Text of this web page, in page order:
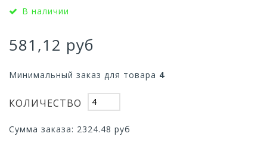
В наличии
581,12 руб
Минимальный заказ для товара 4
КОЛИЧЕСТВО
Сумма заказа: 2324.48 руб